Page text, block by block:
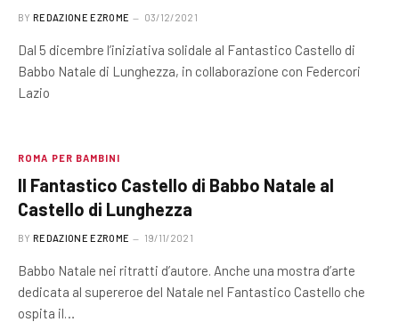
BY REDAZIONE EZROME 03/12/2021
Dal 5 dicembre l’iniziativa solidale al Fantastico Castello di
Babbo Natale di Lunghezza, in collaborazione con Federcori
Lazio
ROMA PER BAMBINI
Il Fantastico Castello di Babbo Natale al
Castello di Lunghezza
BY REDAZIONE EZROME 19/11/2021
Babbo Natale nei ritratti d’autore. Anche una mostra d’arte
dedicata al supereroe del Natale nel Fantastico Castello che
ospita il…